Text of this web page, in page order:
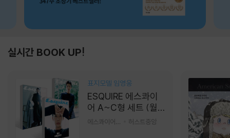
실시간 BOOK UP!
표지모델 임영웅
ESQUIRE 에스콰이
어 A~C형 세트 (월
간) : 9월 [2026]
허스트중앙